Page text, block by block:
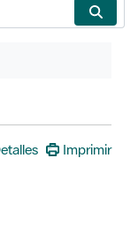
Imprimir